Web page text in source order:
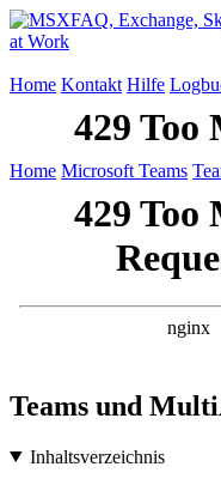
Home Kontakt Hilfe
Home Microsoft Teams
Teams und
Inhaltsverzeichnis